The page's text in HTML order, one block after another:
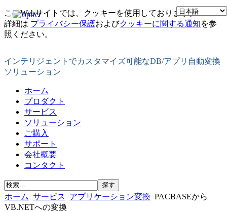
このWebサイトでは、クッキーを使用しております。
詳細は プライバシー保護およびクッキーに関する通知を参
照ください。
インテリジェントでカスタマイズ可能なDB/アプリ自動変換
ソリューション
ホーム
プロダクト
サービス
ソリューション
ご購入
サポート
会社概要
コンタクト
ホーム サービス アプリケーション変換 PACBASEから
VB.NETへの変換